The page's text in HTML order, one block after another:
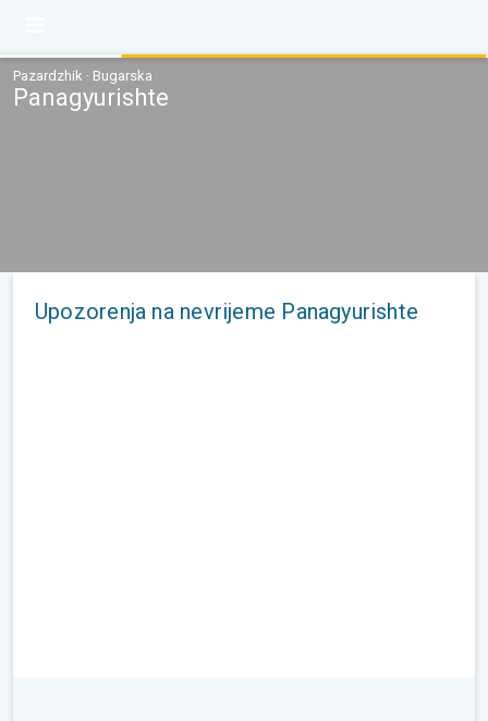
Pazardzhik · Bugarska
Panagyurishte
Upozorenja na nevrijeme Panagyurishte